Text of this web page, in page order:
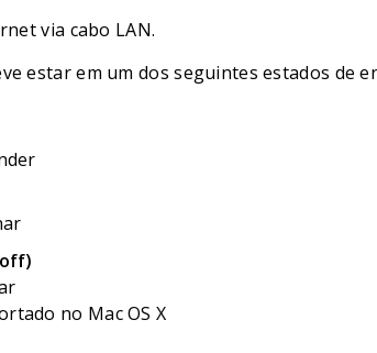
via cabo LAN.
estar em um dos seguintes estados de
no Mac OS X